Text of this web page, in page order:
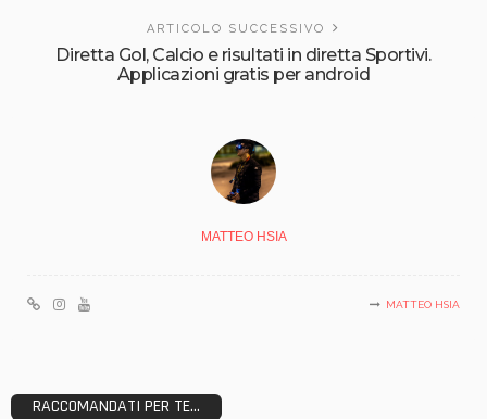
ARTICOLO SUCCESSIVO
Diretta Gol, Calcio e risultati in diretta Sportivi.
Applicazioni gratis per android
MATTEO HSIA
MATTEO HSIA
RACCOMANDATI PER TE...